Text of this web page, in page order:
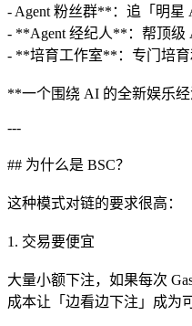
- Agent 粉丝群**：追「明星
- **Agent 经纪人**：帮顶级
- **培育工作室**：专门培育
**一个围绕 AI 的全新娱乐经
---
## 为什么是 BSC？
这种模式对链的要求很高：
1. 交易要便宜
大量小额下注，如果每次
成本让「边看边下注」成为